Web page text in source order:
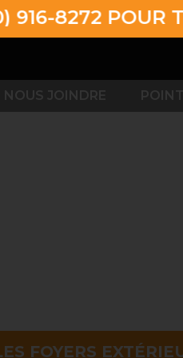
POUR TOUTE
FOYERS